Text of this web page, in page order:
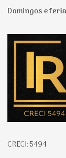
Domingos e
Página inicial
CRECI: 5494